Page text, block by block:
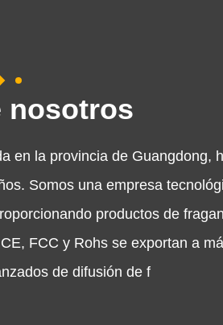
nosotros
en la provincia de Guangdong,
Somos una empresa
productos de
FCC y Rohs se exportan a
de difusión de f